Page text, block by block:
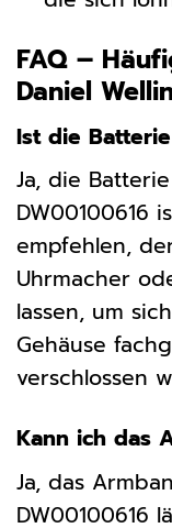
FAQ –
Daniel
Ist die
Ja, die
DW00100616
empfehlen,
Uhrmacher
lassen, um
Gehäuse
verschlossen
Kann ich das
Ja, das
DW00100616